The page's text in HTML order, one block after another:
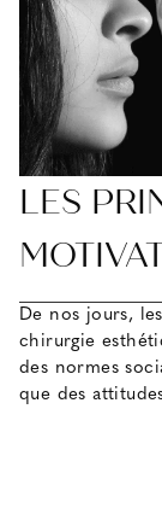
LES
De nos jours,
chirurgie
des normes
que des